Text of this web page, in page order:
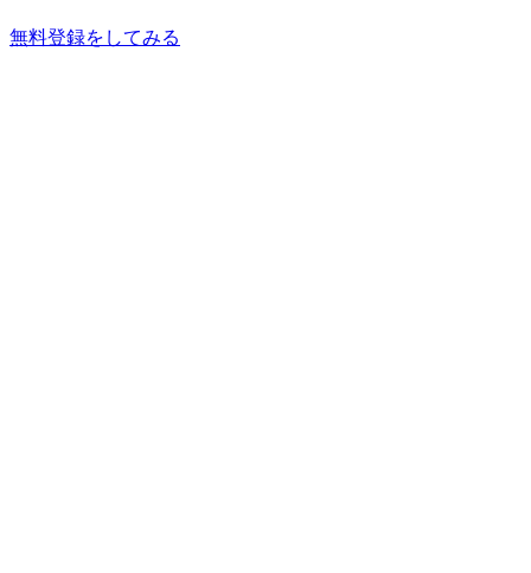
無料登録をしてみる